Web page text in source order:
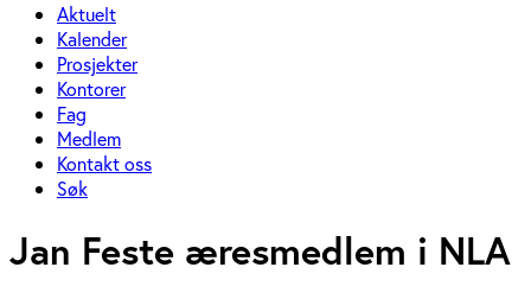
Aktuelt
Kalender
Prosjekter
Kontorer
Fag
Medlem
Kontakt oss
Søk
Jan Feste æresmedlem i NLA